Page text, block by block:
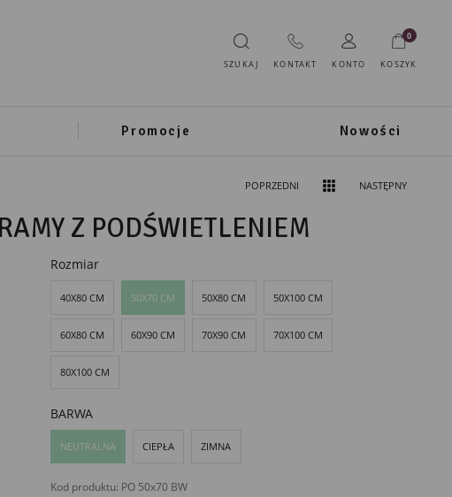
SZUKAJ KONTAKT KONTO KOSZYK
0
Promocje Nowości
POPRZEDNI NASTĘPNY
Z PODŚWIETLENIEM
Rozmiar
40X80 CM 50X70 CM 50X80 CM 50X100 CM
60X80 CM 60X90 CM 70X90 CM 70X100 CM
80X100 CM
BARWA
NEUTRALNA CIEPŁA ZIMNA
Kod produktu: PO 50x70 BW